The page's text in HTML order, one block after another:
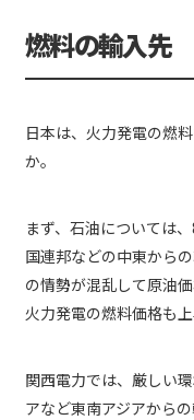
燃料の輸入先
日本は、火力発電の燃
か。
まず、石油については
国連邦などの中東から
の情勢が混乱して原油
火力発電の燃料価格も
関西電力では、厳しい
アなど東南アジアからの